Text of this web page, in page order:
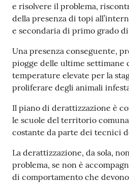
Tutti
gli
Seguici
e risolvere il problema,
della presenza di topi
e secondaria di primo grado
Una presenza conseguente,
piogge delle ultime settimane
temperature elevate per la
proliferare degli animali
Il piano di derattizzazione è
le scuole del territorio
costante da parte dei tecnici
La derattizzazione, da sola,
problema, se non è
di comportamento che